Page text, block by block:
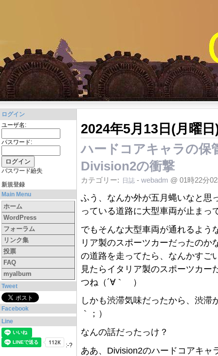
ログイン
ユーザ名:
パスワード:
パスワード紛失
新規登録
Main Menu
ホーム
WordPress
フォーラム
リンク集
投票
FAQ
myalbum
Tweet
Facebook
Line
:-?
2024年5月13日(月曜日
ハードコアキャラの保
Division2の衝撃
カテゴリー: 日誌 - webadm @ 01時22分
ふう、なんか外が五月蝿いなと思
っている道路に大型車両が止まっ
でもそんな大型車両が通れるよう
リア製のスポーツカーだったのか
の道路を走ってたら、なんかすご
見たらイタリア製のスポーツカー
つね（´∀｀ ）
しかも渋滞気味だったから、渋滞
｀；）
なんの話だったっけ？
ああ、Division2のハードコアキャ